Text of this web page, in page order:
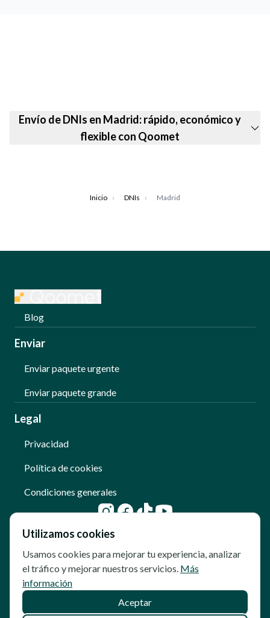
Envío de DNIs en Madrid: rápido, económico y
flexible con Qoomet
Inicio › DNIs › Madrid
Blog
Enviar
Enviar paquete urgente
Enviar paquete grande
Legal
Privacidad
Política de cookies
Condiciones generales
© Copyright - Qoomet
Utilizamos cookies
Usamos cookies para mejorar tu experiencia, analizar
el tráfico y mejorar nuestros servicios. Más
información
Aceptar